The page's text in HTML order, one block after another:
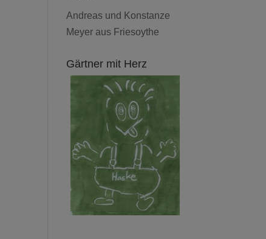
Andreas und Konstanze
Meyer aus Friesoythe
Gärtner mit Herz